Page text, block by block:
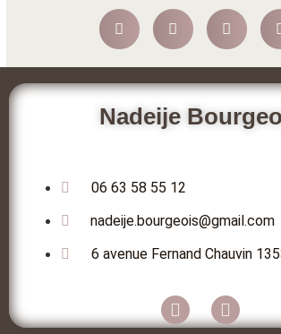
Nadeije
06 63 58 55 12
nadeije.bourgeois@gmail.com
6 avenue Fernand Chauvin